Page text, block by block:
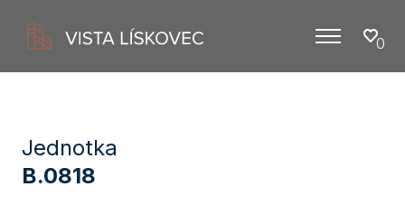
Menu 0
Jednotka
B.0818